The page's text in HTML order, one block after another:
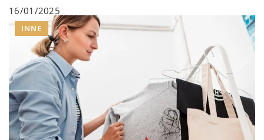
16/01/2025
INNE